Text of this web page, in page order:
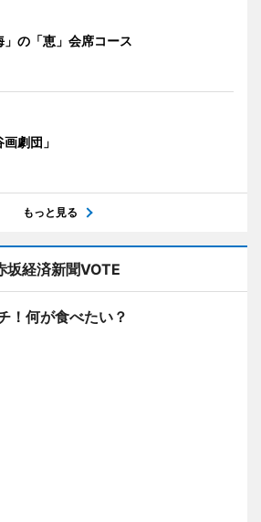
」の「恵」会席コース
画劇団」
もっと見る
坂経済新聞VOTE
！何が食べたい？